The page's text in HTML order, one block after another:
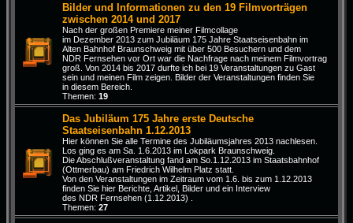
Bilder und Informationen zu den 19 Filmvorträgen
zwischen 2014 und 2017
Nach der großen Premiere meiner Filmcollage
im Dezember 2013 zum Jubiläum 175 Jahre Staatseisenbahn im
Alten Bahnhof Braunschweig mit über 500 Besuchern und dem
NDR Fernsehen vor Ort war die Nachfrage nach meinem Filmvortrag
groß. Von 2014 bis 2017 durfte ich bei 19 Veranstaltungen zu Gast
sein und meinen Film zeigen. Bilder der Veranstaltungen finden Sie
in diesem Bereich.
Themen: 19
Das Jubiläum 175 Jahre erste Deutsche
Staatseisenbahn 1.12.2013
Hier können Sie alle Termine des Jubiläumsjahres 2013 nachlesen.
Los ging es am Sa. 1.6.2013 im Lokpark Braunschweig.
Die Abschlußveranstaltung fand am So.1.12.2013 im Staatsbahnhof
(Ottmerbau) am Friedrich Wilhelm Platz statt.
Von den Veranstaltungen im Zeitraum vom 1.6. bis zum 1.12.2013
finden Sie hier Berichte, Artikel, Bilder und ein Interview
des NDR Fernsehen (1.12.2013) .
Themen: 27